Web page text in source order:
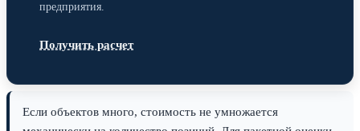
предприятия.
Получить расчет
Если объектов много, стоимость не умножается